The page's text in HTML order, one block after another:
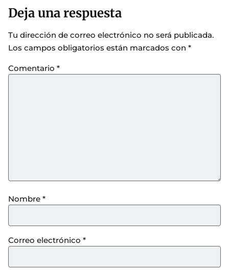
Deja una respuesta
Tu dirección de correo electrónico no será publicada.
Los campos obligatorios están marcados con *
Comentario *
Nombre *
Correo electrónico *